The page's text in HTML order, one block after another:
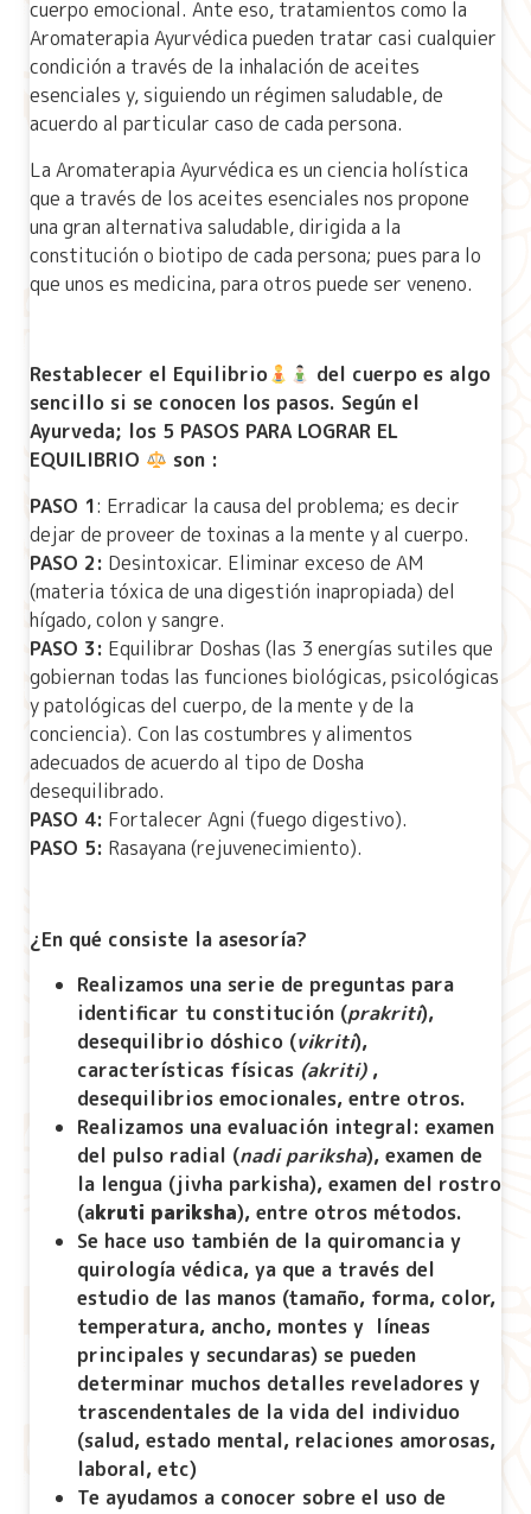
cuerpo emocional. Ante eso, tratamientos como la
Aromaterapia Ayurvédica pueden tratar casi cualquier
condición a través de la inhalación de aceites
esenciales y, siguiendo un régimen saludable, de
acuerdo al particular caso de cada persona.
La Aromaterapia Ayurvédica es un ciencia holística
que a través de los aceites esenciales nos propone
una gran alternativa saludable, dirigida a la
constitución o biotipo de cada persona; pues para lo
que unos es medicina, para otros puede ser veneno.
Restablecer el Equilibrio
del cuerpo es algo
sencillo si se conocen los pasos. Según el
Ayurveda; los 5 PASOS PARA LOGRAR EL
EQUILIBRIO
son :
PASO 1: Erradicar la causa del problema; es decir
dejar de proveer de toxinas a la mente y al cuerpo.
PASO 2: Desintoxicar. Eliminar exceso de AM
(materia tóxica de una digestión inapropiada) del
hígado, colon y sangre.
PASO 3: Equilibrar Doshas (las 3 energías sutiles que
gobiernan todas las funciones biológicas, psicológicas
y patológicas del cuerpo, de la mente y de la
conciencia). Con las costumbres y alimentos
adecuados de acuerdo al tipo de Dosha
desequilibrado.
PASO 4: Fortalecer Agni (fuego digestivo).
PASO 5: Rasayana (rejuvenecimiento).
¿En qué consiste la asesoría?
Realizamos una serie de preguntas para
identificar tu constitución (prakriti),
desequilibrio dóshico (vikriti),
características físicas (akriti),
desequilibrios emocionales, entre otros.
Realizamos una evaluación integral: examen
del pulso radial (nadi pariksha), examen de
la lengua (jivha parkisha), examen del rostro
(akruti pariksha), entre otros métodos.
Se hace uso también de la quiromancia y
quirología védica, ya que a través del
estudio de las manos (tamaño, forma, color,
temperatura, ancho, montes y líneas
principales y secundaras) se pueden
determinar muchos detalles reveladores y
trascendentales de la vida del individuo
(salud, estado mental, relaciones amorosas,
laboral, etc)
Te ayudamos a conocer sobre el uso de